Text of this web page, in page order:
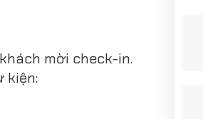
mời check-in.
kiện: